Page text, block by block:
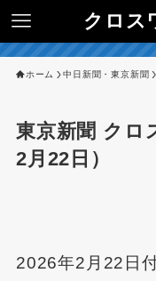
クロス
ホーム 中日新聞・東京新聞
東京新聞 クロ
2月22日）
2026年2月22日